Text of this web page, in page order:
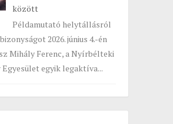
között
Példamutató helytállásról
2026. június 4.-én
Mihály Ferenc, a Nyírbélteki
egyik legaktíva...